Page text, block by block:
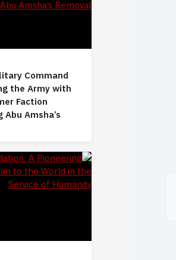
Command
the Army with
Faction
Amsha’s